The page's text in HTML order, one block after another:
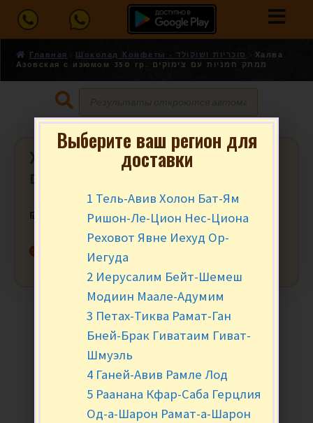
Главная Шоколад Конфеты - סוכריות ושוקולד
Халва
Азовская с изюмом 350 гр. ממתק חמניות עם צימוקים
Халва Азовская с изюмом 350 гр.
ממתק חמניות עם צימוקים
₪ за шт.
Нет в наличии
Выберите ваш регион для
доставки
1 Тель-Авив Холон Бат-Ям
Ришон-Ле-Цион Нес-Циона
Реховот Явне Иехуд Ор-
Иегуда
2 Иерусалим Бейт-Шемеш
Модиин Маале-Адумим
3 Петах-Тиква Рамат-Ган
Бней-Брак Гиватаим Гиват-
Шмуэль
4 Ганей-Авив Рамле Лод
5 Раанана Кфар-Саба Герцлия
Од-а-Шарон Рамат-а-Шарон